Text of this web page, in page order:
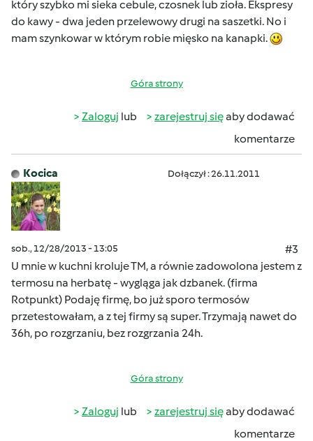
który szybko mi sieka cebule, czosnek lub zioła. Ekspresy
do kawy - dwa jeden przelewowy drugi na saszetki. No i
mam szynkowar w którym robie mięsko na kanapki.
Góra strony
Zaloguj lub zarejestruj sięaby dodawać
komentarze
Kocica Dołączył : 26.11.2011
sob., 12/28/2013 - 13:05
#3
U mnie w kuchni kroluje TM, a równie zadowolona jestem z
termosu na herbatę - wygląga jak dzbanek. (firma
Rotpunkt) Podaję firmę, bo już sporo termosów
przetestowałam, a z tej firmy są super. Trzymają nawet do
36h, po rozgrzaniu, bez rozgrzania 24h.
Góra strony
Zaloguj lub zarejestruj sięaby dodawać
komentarze